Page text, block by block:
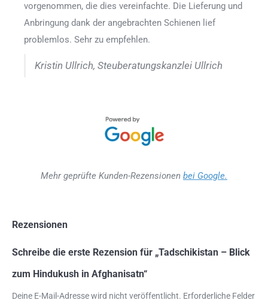
vorgenommen, die dies vereinfachte. Die Lieferung und
Anbringung dank der angebrachten Schienen lief
problemlos. Sehr zu empfehlen.
Kristin Ullrich, Steuberatungskanzlei Ullrich
Mehr geprüfte Kunden-Rezensionen bei Google.
Rezensionen
Schreibe die erste Rezension für „Tadschikistan – Blick
zum Hindukush in Afghanisatn“
Deine E-Mail-Adresse wird nicht veröffentlicht. Erforderliche Felder